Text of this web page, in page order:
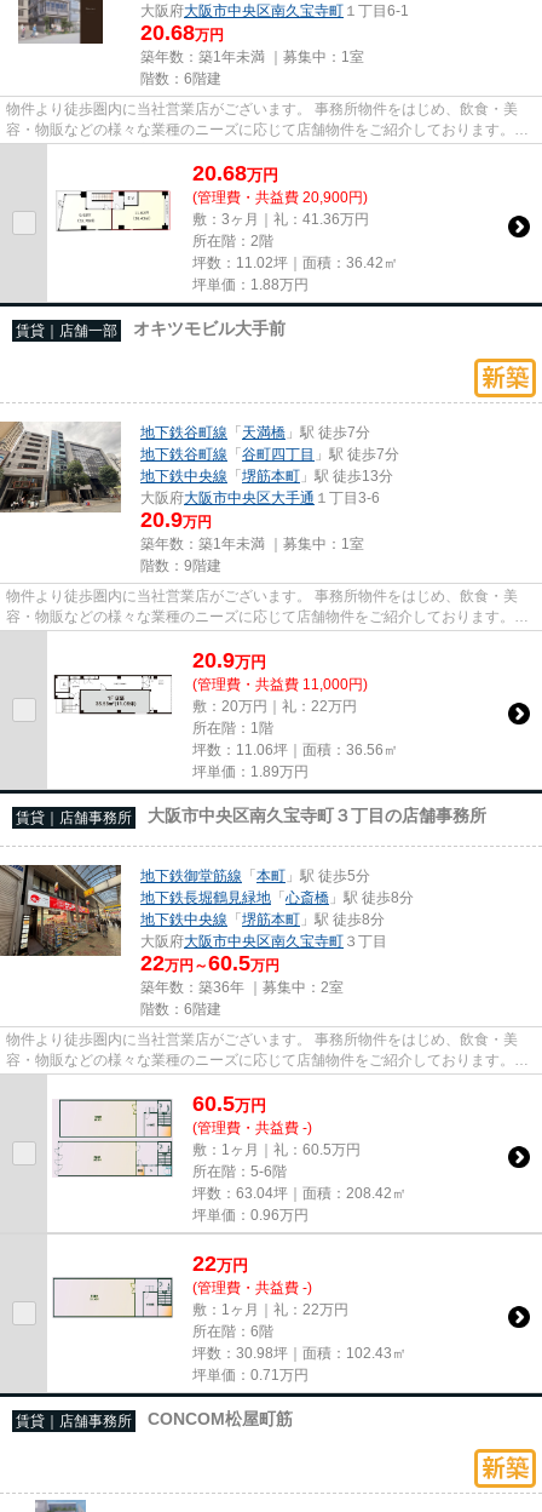
大阪府大阪市中央区南久宝寺町 １丁目6-1
20.68万円
築年数：築1年未満 ｜募集中： 1室
階数：6階建
物件より徒歩圏内に当社営業店がございます。 事務所物件をはじめ、飲食・美
容・物販などの様々な業種のニーズに応じて店舗物件をご紹介しております。
尚、弊社ではおとり広告は一切...
20.68万円
(管理費・共益費 20,900円)
敷：3ヶ月｜礼：41.36万円
所在階：2階
坪数：11.02坪｜面積：36.42㎡
坪単価： 1.88万円
賃貸｜店舗一部 オキツモビル大手前
地下鉄谷町線 「天満橋 」駅 徒歩7分
地下鉄谷町線 「谷町四丁目 」駅 徒歩7分
地下鉄中央線 「堺筋本町 」駅 徒歩13分
大阪府大阪市中央区大手通 １丁目3-6
20.9万円
築年数：築1年未満 ｜募集中： 1室
階数：9階建
物件より徒歩圏内に当社営業店がございます。 事務所物件をはじめ、飲食・美
容・物販などの様々な業種のニーズに応じて店舗物件をご紹介しております。
尚、弊社ではおとり広告は一切...
20.9万円
(管理費・共益費 11,000円)
敷：20万円｜礼：22万円
所在階：1階
坪数：11.06坪｜面積：36.56㎡
坪単価： 1.89万円
賃貸｜店舗事務所 大阪市中央区南久宝寺町３丁目の店舗事務所
地下鉄御堂筋線 「本町 」駅 徒歩5分
地下鉄長堀鶴見緑地 「心斎橋 」駅 徒歩8分
地下鉄中央線 「堺筋本町 」駅 徒歩8分
大阪府大阪市中央区南久宝寺町 ３丁目
22万円～60.5万円
築年数：築36年 ｜募集中： 2室
階数：6階建
物件より徒歩圏内に当社営業店がございます。 事務所物件をはじめ、飲食・美
容・物販などの様々な業種のニーズに応じて店舗物件をご紹介しております。
尚、弊社ではおとり広告は一切...
60.5万円
(管理費・共益費 -)
敷：1ヶ月｜礼：60.5万円
所在階：5-6階
坪数：63.04坪｜面積：208.42㎡
坪単価： 0.96万円
22万円
(管理費・共益費 -)
敷：1ヶ月｜礼：22万円
所在階：6階
坪数：30.98坪｜面積：102.43㎡
坪単価： 0.71 万円
賃貸｜店舗事務所 CONCOM松屋町筋